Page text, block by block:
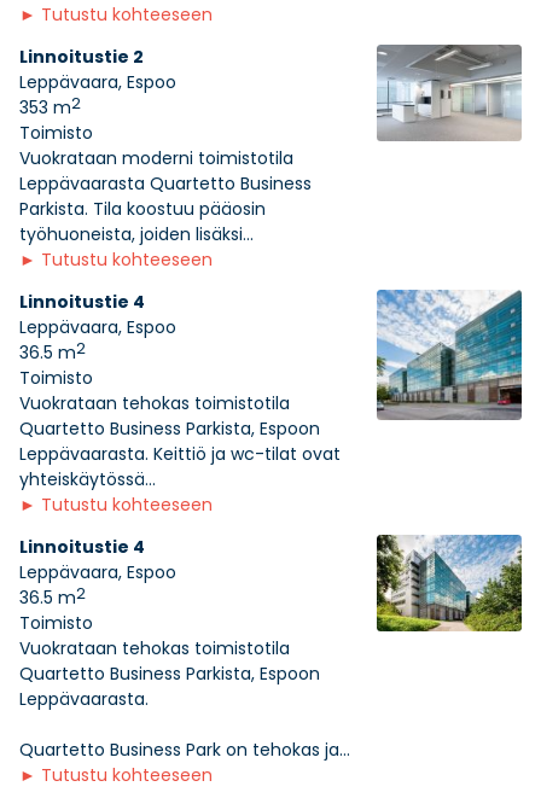
► Tutustu kohteeseen
Linnoitustie 2
Leppävaara, Espoo
353 m2
Toimisto
Vuokrataan moderni toimistotila
Leppävaarasta Quartetto Business
Parkista. Tila koostuu pääosin
työhuoneista, joiden lisäksi...
► Tutustu kohteeseen
Linnoitustie 4
Leppävaara, Espoo
36.5 m2
Toimisto
Vuokrataan tehokas toimistotila
Quartetto Business Parkista, Espoon
Leppävaarasta. Keittiö ja wc-tilat ovat
yhteiskäytössä...
► Tutustu kohteeseen
Linnoitustie 4
Leppävaara, Espoo
36.5 m2
Toimisto
Vuokrataan tehokas toimistotila
Quartetto Business Parkista, Espoon
Leppävaarasta.
Quartetto Business Park on tehokas ja...
► Tutustu kohteeseen